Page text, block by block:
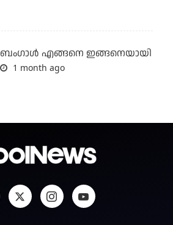
ബം​ഗാൾ എങ്ങനെ ഇങ്ങനെയായി
1 month ago